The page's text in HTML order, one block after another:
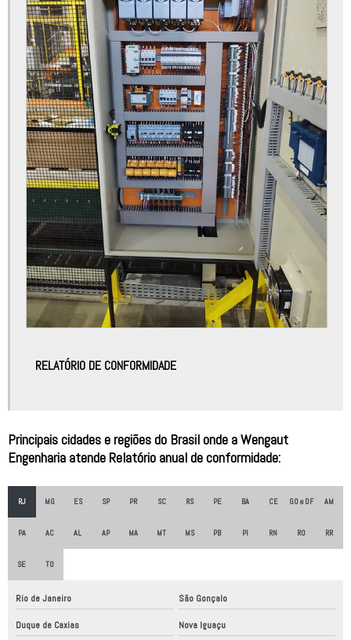
Automação industrial em são paulo
Automação industrial empresas
Automação industrial equipamentos
Automação industrial máquinas
Automação industrial processos
Automação industrial sensores e atuadores
Automação linha de montagem
Automação linha de produção
Automação robótica
Automação robótica de processos
Automação sensor de temperatura
Automatização de máquinas
Consultoria nr12
Desenvolvimento de máquinas
Desenvolvimento de máquinas industriais
Desenvolvimento de máquinas simples
Empresa de automação industrial
Empresa de automação industrial sp
RELATÓRIO DE CONFORMIDADE
Principais cidades e regiões do Brasil onde a Wengaut
Engenharia atende Relatório anual de conformidade:
RJ MG ES SP PR SC RS PE BA CE GO e DF AM
PA AC AL AP MA MT MS PB PI RN RO RR
SE TO
Rio de Janeiro São Gonçalo
Duque de Caxias Nova Iguaçu